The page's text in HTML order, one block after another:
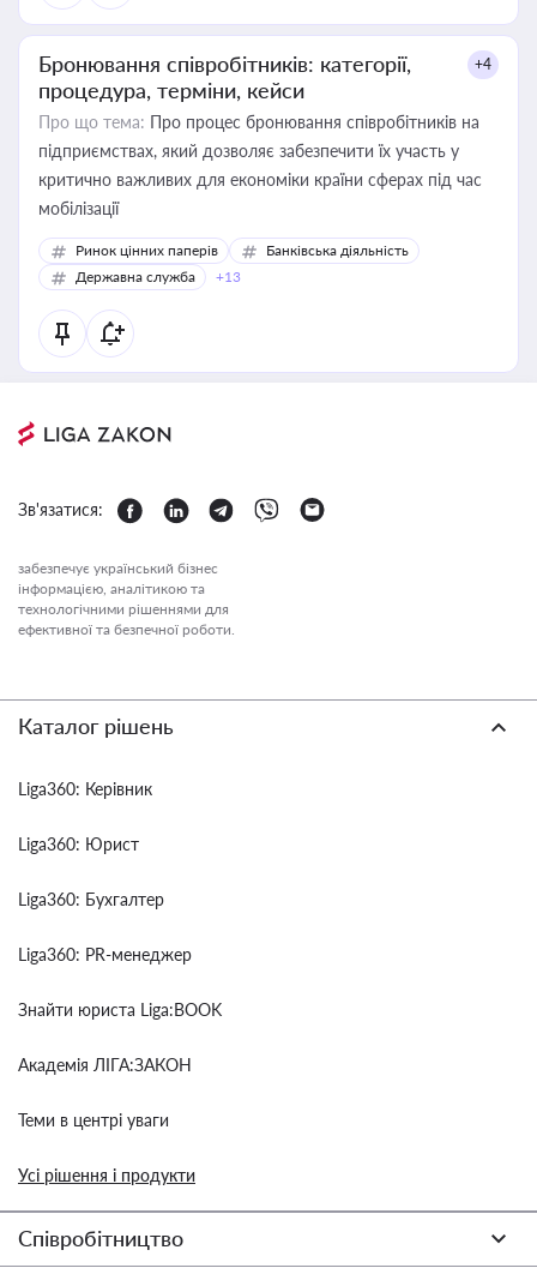
Бронювання співробітників: категорії,
процедура, терміни, кейси
+4
Про що тема: Про процес бронювання співробітників на
підприємствах, який дозволяє забезпечити їх участь у
критично важливих для економіки країни сферах під час
мобілізації
Ринок цінних паперів
Банківська діяльність
Державна служба
+13
Зв'язатися:
забезпечує український бізнес
інформацією, аналітикою та
технологічними рішеннями для
ефективної та безпечної роботи.
Каталог рішень
Liga360: Керівник
Liga360: Юрист
Liga360: Бухгалтер
Liga360: PR-менеджер
Знайти юриста Liga:BOOK
Академія ЛІГА:ЗАКОН
Теми в центрі уваги
Усі рішення і продукти
Співробітництво